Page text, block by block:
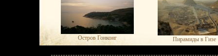
Остров Гонконг Пирамиды в Гизе